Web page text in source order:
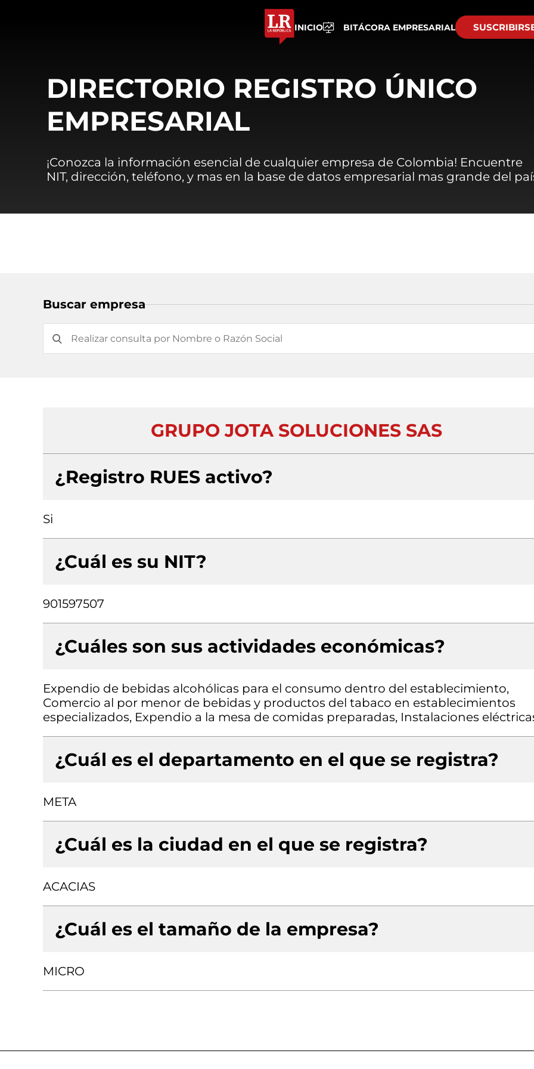
INICIO BITÁCORA EMPRESARIAL
DIRECTORIO REGISTRO ÚNICO
EMPRESARIAL
¡Conozca la información esencial de cualquier empresa de Colombia! Encuentre
NIT, dirección, teléfono, y mas en la base de datos empresarial mas grande del
Buscar empresa
GRUPO JOTA SOLUCIONES SAS
¿Registro RUES activo?
Si
¿Cuál es su NIT?
901597507
¿Cuáles son sus actividades económicas?
Expendio de bebidas alcohólicas para el consumo dentro del establecimiento,
Comercio al por menor de bebidas y productos del tabaco en establecimientos
especializados, Expendio a la mesa de comidas preparadas, Instalaciones
¿Cuál es el departamento en el que se registra?
META
¿Cuál es la ciudad en el que se registra?
ACACIAS
¿Cuál es el tamaño de la empresa?
MICRO